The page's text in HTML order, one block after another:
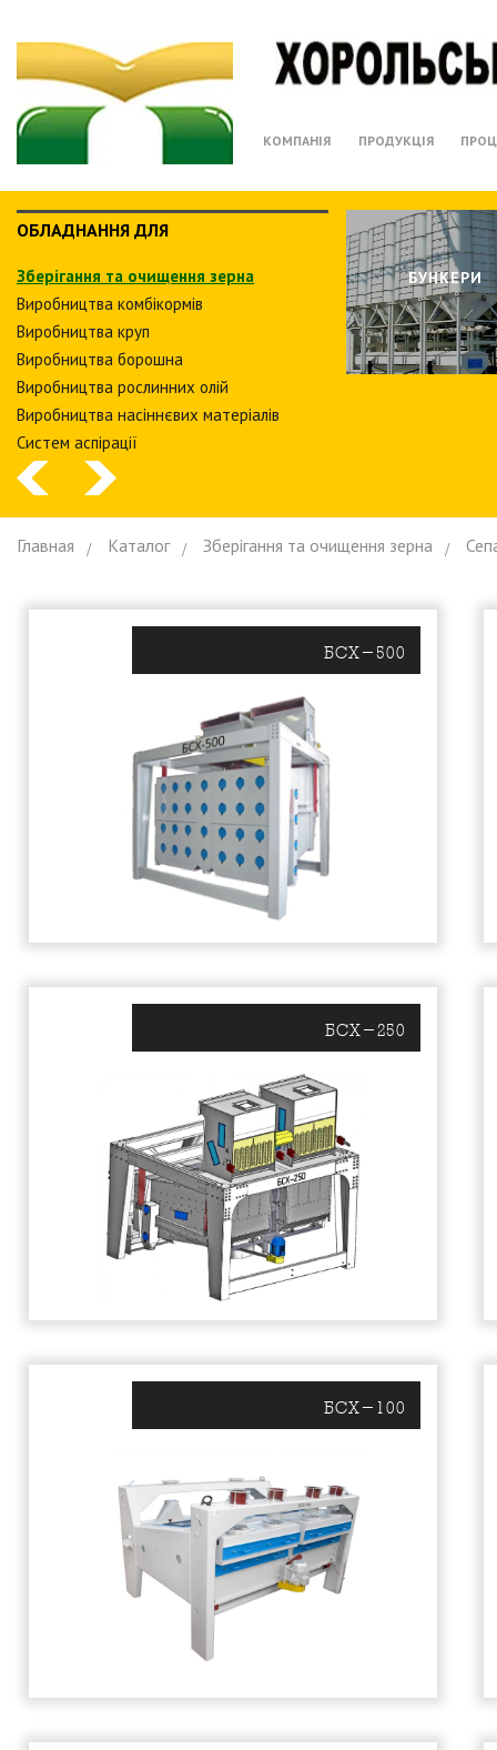
КОМПАНІЯ ПРОДУКЦІЯ
ОБЛАДНАННЯ ДЛЯ
Зберiгання та очищення зерна
Виробництва комбiкормiв
Виробництва круп
Виробництва борошна
Виробництва рослинних олiй
Виробництва насіннєвих матеріалів
Систем аспiрацiї
БУНКЕРИ
Главная Каталог Зберiгання та очищення зерна
БСХ-500
БСХ-250
БСХ-100